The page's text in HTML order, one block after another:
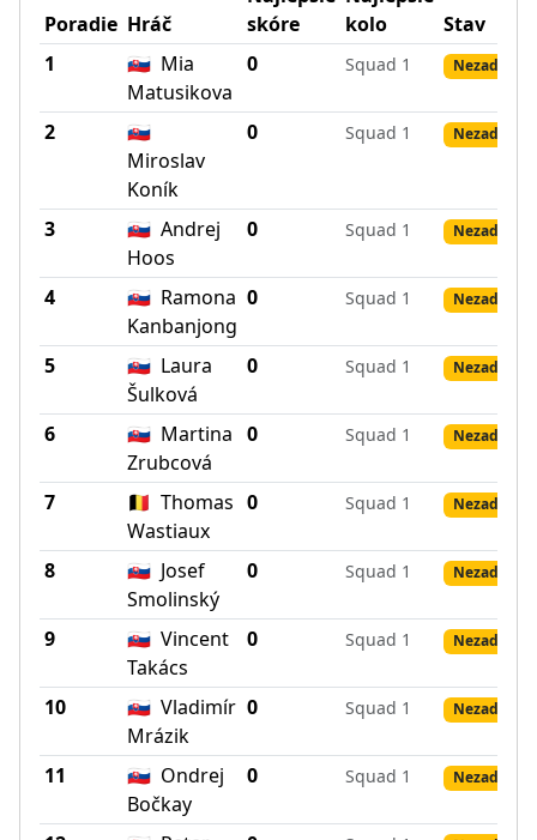
Poradie Hráč
skóre
kolo
Stav
1
🇸🇰 Mia
Matusikova
0 Squad 1 Nezadané
2
🇸🇰
Miroslav
Koník
0 Squad 1 Nezadané
3 🇸🇰 Andrej
Hoos
0 Squad 1 Nezadané
4 🇸🇰 Ramona
Kanbanjong
0 Squad 1 Nezadané
5 🇸🇰 Laura
Šulková
0 Squad 1 Nezadané
6 🇸🇰 Martina
Zrubcová
0 Squad 1 Nezadané
7 🇧🇪 Thomas
Wastiaux
0 Squad 1 Nezadané
8 🇸🇰 Josef
Smolinský
0 Squad 1 Nezadané
9 🇸🇰 Vincent
Takács
0 Squad 1 Nezadané
10 🇸🇰 Vladimír
Mrázik
0 Squad 1 Nezadané
11 🇸🇰 Ondrej
Bočkay
0 Squad 1 Nezadané